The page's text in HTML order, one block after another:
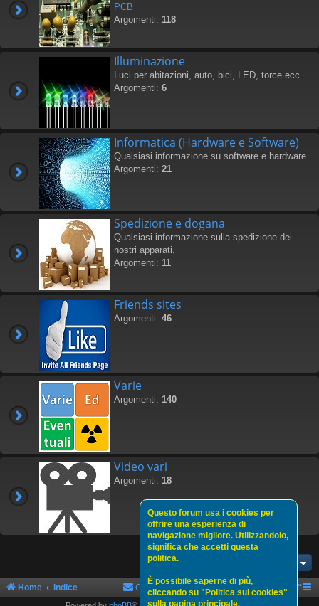
PCB
Argomenti: 118
Illuminazione
Luci per abitazioni, auto, bici, LED, torce ecc.
Argomenti: 6
Informatica (Hardware e Software)
Qualsiasi informazione su software e hardware.
Argomenti: 21
Spedizione e dogana
Qualsiasi informazione sulla spedizione dei
nostri apparati.
Argomenti: 11
Friends sites
Argomenti: 46
Varie
Argomenti: 140
Video vari
Argomenti: 18
Questo forum usa i cookies per
offrire una esperienza di
navigazione migliore. Utilizzandolo,
significa che accetti questa
politica.
È possibile saperne di più,
cliccando su "Politica sui cookies"
sulla pagina principale.
Home Indice Staff
Politica sui cookies
Contattaci